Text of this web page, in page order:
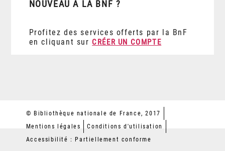
NOUVEAU À LA BNF ?
Profitez des services offerts par la BnF
en cliquant sur CRÉER UN COMPTE
© Bibliothèque nationale de France, 2017
Mentions légales
Conditions d'utilisation
Accessibilité : Partiellement conforme